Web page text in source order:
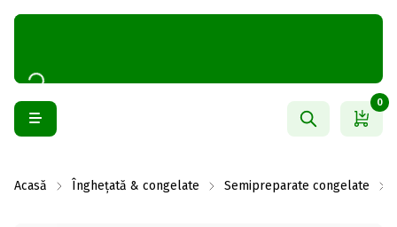
0
Acasă Înghețată & congelate Semipreparate congelate